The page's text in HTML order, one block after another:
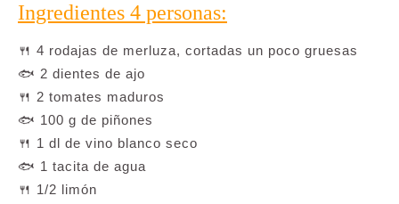
Ingredientes 4 personas:
🍴 4 rodajas de merluza, cortadas un poco gruesas
🐟 2 dientes de ajo
🍴 2 tomates maduros
🐟 100 g de piñones
🍴 1 dl de vino blanco seco
🐟 1 tacita de agua
🍴 1/2 limón